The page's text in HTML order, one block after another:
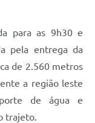
para as 9h30 e
pela entrega da
de 2.560 metros
a região leste
de água e
trajeto.